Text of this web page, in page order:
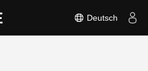
Deutsch